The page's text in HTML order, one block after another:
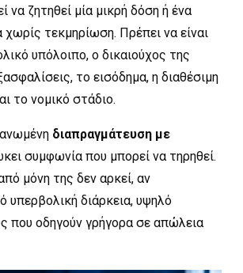
να ζητηθεί μία μικρή δόση ή ένα
τεκμηρίωση. Πρέπει να είναι
υπόλοιπο, ο δικαιούχος της
το εισόδημα, η διαθέσιμη
το νομικό στάδιο.
διαπραγμάτευση με
συμφωνία που μπορεί να τηρηθεί.
μόνη της δεν αρκεί, αν
υπερβολική διάρκεια, υψηλό
που οδηγούν γρήγορα σε απώλεια